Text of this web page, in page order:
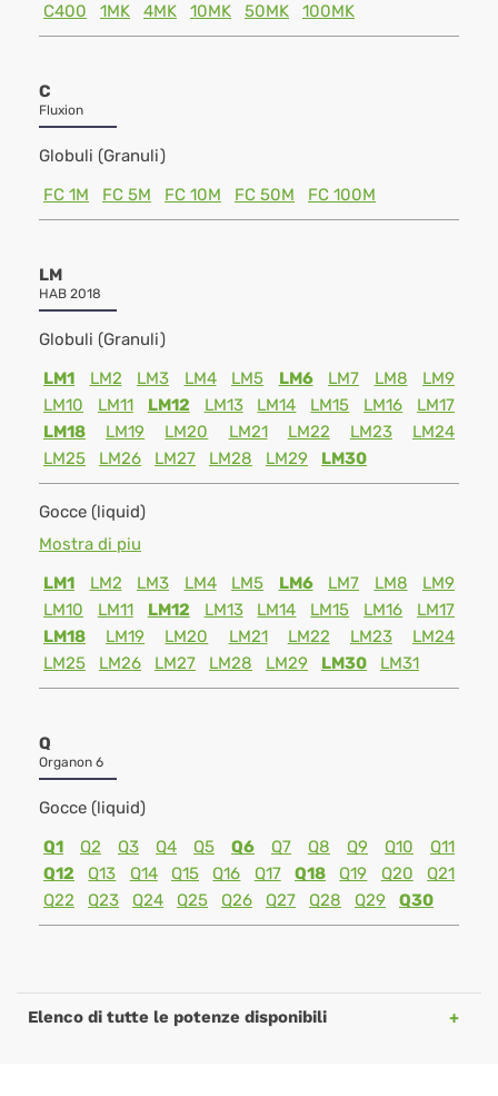
C400
1MK 4MK 10MK 50MK 100MK
C
Fluxion
Globuli (Granuli)
FC 1M
FC 5M FC 10M FC 50M FC 100M
LM
HAB 2018
Globuli (Granuli)
LM1
LM2 LM3 LM4 LM5 LM6 LM7 LM8
LM9
LM10
LM11 LM12 LM13 LM14 LM15 LM16
LM17
LM18
LM19 LM20 LM21 LM22 LM23
LM24
LM25
LM26 LM27 LM28 LM29 LM30
Gocce (liquid)
Mostra di piu
LM1
LM2 LM3 LM4 LM5 LM6 LM7 LM8
LM9
LM10
LM11 LM12 LM13 LM14 LM15 LM16
LM17
LM18
LM19 LM20 LM21 LM22 LM23
LM24
LM25
LM26 LM27 LM28 LM29 LM30 LM31
Q
Organon 6
Gocce (liquid)
Q1
Q2 Q3 Q4 Q5 Q6 Q7 Q8 Q9 Q10
Q11
Q12
Q13 Q14 Q15 Q16 Q17 Q18 Q19 Q20
Q21
Q22
Q23 Q24 Q25 Q26 Q27 Q28 Q29 Q30
Elenco di tutte le potenze disponibili